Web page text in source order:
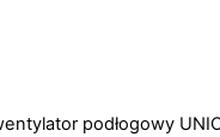
podłogowy